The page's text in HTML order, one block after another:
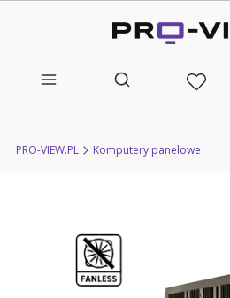
Otwórz wyszukiwarkę
PRO-VIEW.PL Komputery panelowe